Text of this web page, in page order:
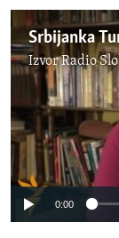
IzvorRadio
No
0:00